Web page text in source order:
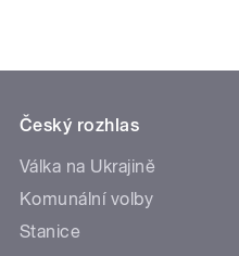
Český rozhlas
Válka na Ukrajině
Komunální volby
Stanice